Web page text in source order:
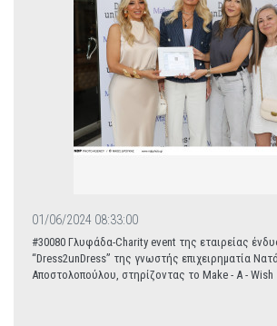
01/06/2024 08:33:00
#30080 Γλυφάδα-Charity event της εταιρείας
“Dress2unDress” της γνωστής επιχειρηματία
Αποστολοπούλου, στηρίζοντας το Make - A - Wish